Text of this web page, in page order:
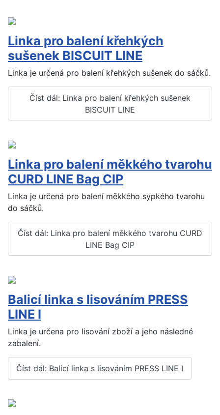
Linka pro balení křehkých
sušenek BISCUIT LINE
Linka je určená pro balení křehkých sušenek do sáčků.
Číst dál: Linka pro balení křehkých sušenek
BISCUIT LINE
Linka pro balení měkkého tvarohu
CURD LINE Bag CIP
Linka je určená pro balení měkkého sypkého tvarohu
do sáčků.
Číst dál: Linka pro balení měkkého tvarohu CURD
LINE Bag CIP
Balicí linka s lisováním PRESS
LINE I
Linka je určena pro lisování zboží a jeho následné
zabalení.
Číst dál: Balicí linka s lisováním PRESS LINE I